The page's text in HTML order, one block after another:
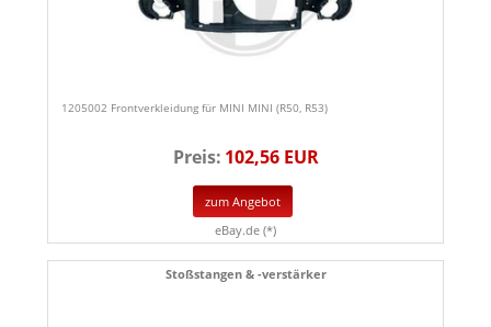
1205002 Frontverkleidung für MINI MINI (R50, R53)
Preis: 102,56 EUR
zum Angebot
eBay.de (*)
Stoßstangen & -verstärker